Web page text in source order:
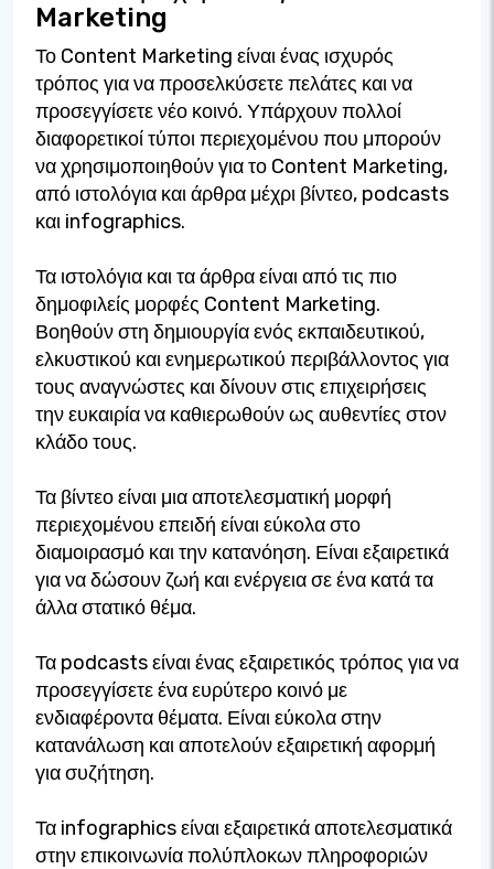
Marketing
Το Content Marketing είναι ένας ισχυρός
τρόπος για να προσελκύσετε πελάτες και να
προσεγγίσετε νέο κοινό. Υπάρχουν πολλοί
διαφορετικοί τύποι περιεχομένου που μπορούν
να χρησιμοποιηθούν για το Content Marketing,
από ιστολόγια και άρθρα μέχρι βίντεο, podcasts
και infographics.
Τα ιστολόγια και τα άρθρα είναι από τις πιο
δημοφιλείς μορφές Content Marketing.
Βοηθούν στη δημιουργία ενός εκπαιδευτικού,
ελκυστικού και ενημερωτικού περιβάλλοντος για
τους αναγνώστες και δίνουν στις επιχειρήσεις
την ευκαιρία να καθιερωθούν ως αυθεντίες στον
κλάδο τους.
Τα βίντεο είναι μια αποτελεσματική μορφή
περιεχομένου επειδή είναι εύκολα στο
διαμοιρασμό και την κατανόηση. Είναι εξαιρετικά
για να δώσουν ζωή και ενέργεια σε ένα κατά τα
άλλα στατικό θέμα.
Τα podcasts είναι ένας εξαιρετικός τρόπος για να
προσεγγίσετε ένα ευρύτερο κοινό με
ενδιαφέροντα θέματα. Είναι εύκολα στην
κατανάλωση και αποτελούν εξαιρετική αφορμή
για συζήτηση.
Τα infographics είναι εξαιρετικά αποτελεσματικά
στην επικοινωνία πολύπλοκων πληροφοριών